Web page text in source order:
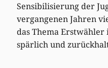
Sensibilisierung der
vergangenen Jahren
das Thema
spärlich und